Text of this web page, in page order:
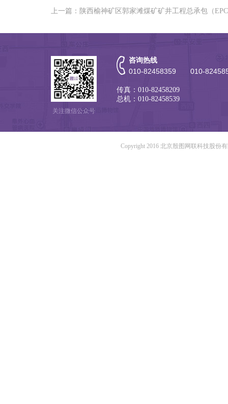
上一篇：陕西榆神矿区郭家滩煤矿矿井工程总承包（
关注微信公众号
咨询热线
010-82458359 010-
传真：010-82458209
总机：010-82458539
Copyright 2016 北京殷图网联科技股份